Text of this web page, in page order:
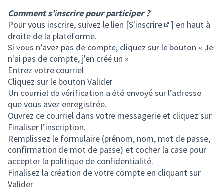
Comment s'inscrire pour participer ?
Pour vous inscrire, suivez le lien [S'inscrire
(S'ouvre dans
] en haut à
droite de la plateforme.
Si vous n’avez pas de compte, cliquez sur le bouton « Je
n'ai pas de compte, j'en créé un »
Entrez votre courriel
Cliquez sur le bouton Valider
Un courriel de vérification a été envoyé sur l’adresse
que vous avez enregistrée.
Ouvrez ce courriel dans votre messagerie et cliquez sur
Finaliser l’inscription.
Remplissez le formulaire (prénom, nom, mot de passe,
confirmation de mot de passe) et cocher la case pour
accepter la politique de confidentialité.
Finalisez la création de votre compte en cliquant sur
Valider